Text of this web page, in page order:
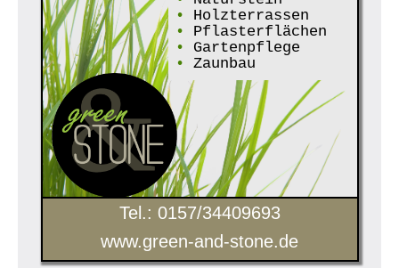
•
Holzterrassen
•
Pflasterflächen
•
Gartenpflege
•
Zaunbau
Tel.: 0157/34409693
www.green-and-stone.de